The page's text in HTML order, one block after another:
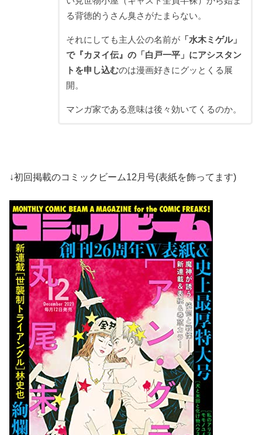
る背徳的うさん臭さがたまらない。
それにしても主人公の名前が「水木ミゲル」
で『カヌイ伝』の「白戸一平」にアシスタン
トを申し込むのは漫画好きにグッとくる展
開。
マンガ家である意味は後々効いてくるのか。
↓初回掲載のコミックビーム12月号(表紙を飾ってます)